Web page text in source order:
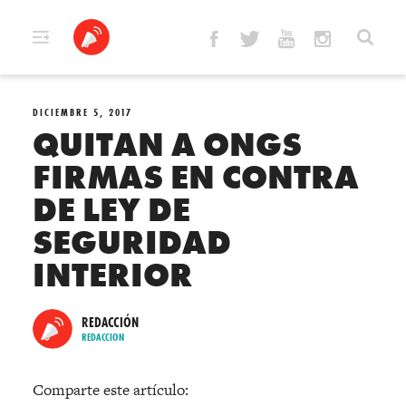
DICIEMBRE 5, 2017
QUITAN A ONGS
FIRMAS EN CONTRA
DE LEY DE
SEGURIDAD
INTERIOR
REDACCIÓN
REDACCION
Comparte este artículo: